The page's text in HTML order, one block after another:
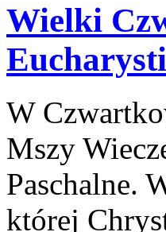
Wielki
W
Mszy
Paschalne.
której